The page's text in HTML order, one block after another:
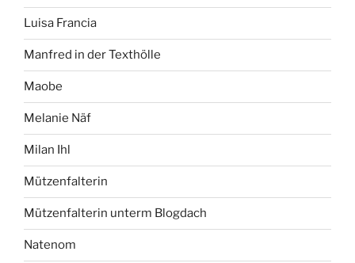
Luisa Francia
Manfred in der Texthölle
Maobe
Melanie Näf
Milan Ihl
Mützenfalterin
Mützenfalterin unterm Blogdach
Natenom